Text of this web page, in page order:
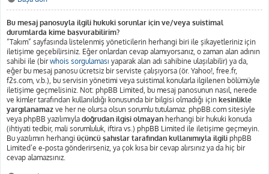
Bu mesaj panosuyla ilgili hukuki sorunlar için ve/veya suistimal
durumlarda kime başvurabilirim?
“Takım” sayfasında listelenmiş yöneticilerin herhangi biri ile şikayetleriniz için
iletişime geçebilirsiniz. Eğer onlardan cevap alamıyorsanız, o zaman alan adının
sahibi ile (birwhois sorgulaması yaparak alan adı sahibine ulaşılabilir) ya da,
eğer bu mesaj panosu ücretsiz bir serviste çalışıyorsa (ör. Yahoo!, free.fr,
f2s.com, v.b.), bu servisin yönetimi veya suistimal konularla ilgilenen bölümüyle
iletişime geçmelisiniz. Not: phpBB Limited, bu mesaj panosunun nasıl, nerede
ve kimler tarafından kullanıldığı konusunda bir bilgisi olmadığı için kesinlikle
yargılanamaz ve her ne olursa olsun sorumlu tutulamaz. phpBB.com sitesiyle
veya phpBB yazılımıyla doğrudan ilgisi olmayan herhangi bir hukuki konuda
(ihtiyati tedbir, mali sorumluluk, iftira vs.) phpBB Limited ile iletişime geçmeyin.
Bu yazılımın herhangi üçüncü şahıslar tarafından kullanımıyla ilgili phpBB
Limited’e e-posta gönderirseniz, ya çok kısa bir cevap alırsınız ya da hiç bir
cevap alamazsınız.